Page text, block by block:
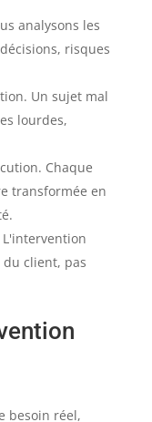
analysons les
risques
Un sujet mal
lourdes,
Chaque
transformée en
client, pas
besoin réel,